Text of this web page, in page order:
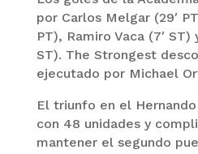
por Carlos Melgar (29′
PT), Ramiro Vaca (7′ ST)
ST). The Strongest
ejecutado por Michael
El triunfo en el
con 48 unidades y
mantener el segundo